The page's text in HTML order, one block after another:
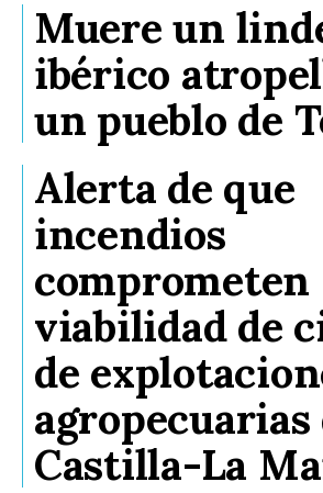
Muere un
ibérico
un pueblo de
Alerta de que
incendios
comprometen
viabilidad de
de
agropecuarias
Castilla-La